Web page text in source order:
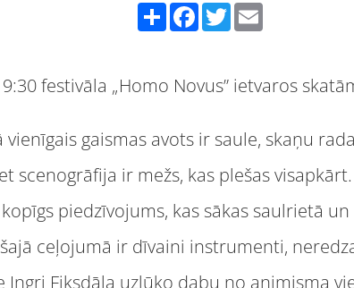
Share FacebookTwitter
festivāla „Homo Novus” ietvaros
gaismas avots ir saule, skaņu
scenogrāfija ir mežs, kas plešas visapkārt.
piedzīvojums, kas sākas saulrietā
ceļojumā ir dīvaini instrumenti,
Ingri Fiksdāla uzlūko dabu no animisma